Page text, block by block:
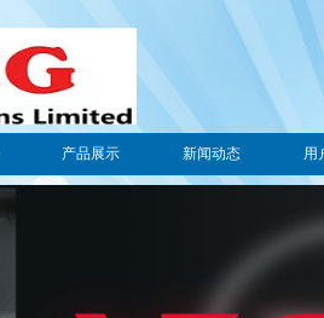
产品展示 新闻动态 用